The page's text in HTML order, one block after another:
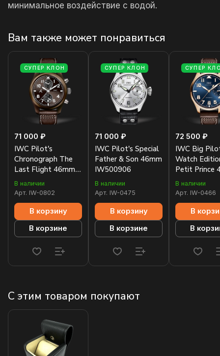
минимальное воздействие с водой.
Вам также может понравиться
СУПЕР КЛОН
71 000 ₽
IWC Pilot's
Chronograph The
Last Flight 46mm
IW388004
В наличии
Арт. IW-0802
В корзину
В корзине
СУПЕР КЛОН
71 000 ₽
IWC Pilot's Special
Father & Son 46mm
IW500906
В наличии
Арт. IW-0475
В корзину
В корзине
СУПЕР
72 500 ₽
IWC Big
Watch
Petit Prince
IW500909
В наличии
Арт. IW-0466
В
В
С этим товаром покупают